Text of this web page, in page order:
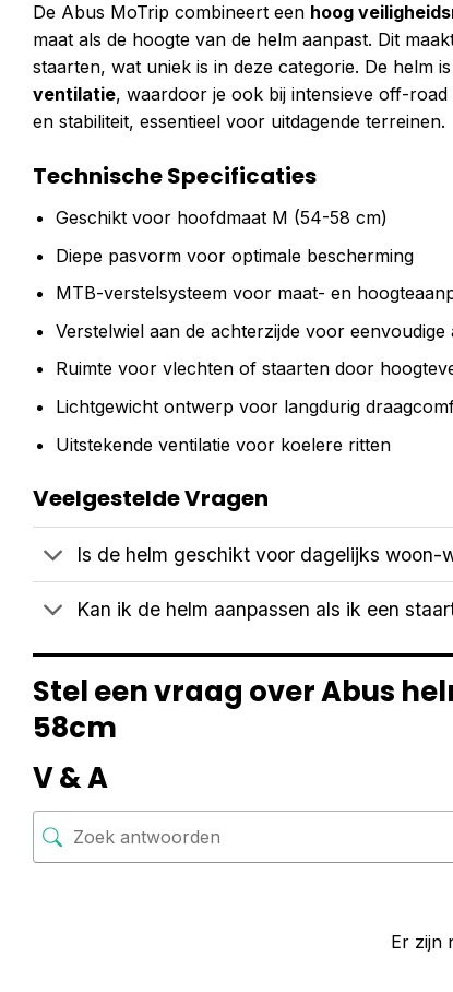
De Abus MoTrip combineert een hoog
maat als de hoogte van de helm aanpast. Dit
staarten, wat uniek is in deze categorie. De helm is
ventilatie, waardoor je ook bij intensieve off-
en stabiliteit, essentieel voor uitdagende terreinen.
Technische Specificaties
Geschikt voor hoofdmaat M (54-58 cm)
Diepe pasvorm voor optimale bescherming
MTB-verstelsysteem voor maat- en
Verstelwiel aan de achterzijde voor eenvoudige
Ruimte voor vlechten of staarten door
Lichtgewicht ontwerp voor langdurig
Uitstekende ventilatie voor koelere ritten
Veelgestelde Vragen
Is de helm geschikt voor dagelijks woon-
Kan ik de helm aanpassen als ik een
Stel een vraag over Abus
58cm
V & A
Er zijn